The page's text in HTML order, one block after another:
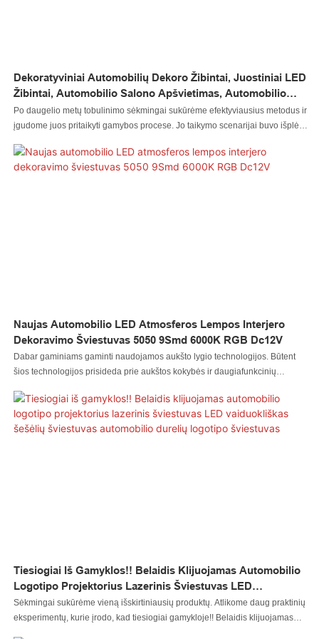
Dekoratyviniai Automobilių Dekoro Žibintai, Juostiniai LED
Žibintai, Automobilio Salono Apšvietimas, Automobilio
Atmosferos Žibintai
Po daugelio metų tobulinimo sėkmingai sukūrėme efektyviausius metodus ir
įgudome juos pritaikyti gamybos procese. Jo taikymo scenarijai buvo išplėsti
Naujas Automobilio LED Atmosferos Lempos Interjero
Dekoravimo Šviestuvas 5050 9Smd 6000K RGB Dc12V
Dabar gaminiams gaminti naudojamos aukšto lygio technologijos. Būtent
šios technologijos prisideda prie aukštos kokybės ir daugiafunkcinių
dažnai matomas ir plačiai naudojamas naujas automobilio LED atmosferos
lempos interjero dekoravimo apšvietimas 5050 9Smd 6000K Rgb Dc12V.
Tiesiogiai Iš Gamyklos!! Belaidis Klijuojamas Automobilio
Logotipo Projektorius Lazerinis Šviestuvas LED
Vaiduokliškas Šešėlių Šviestuvas Automobilio Durelių
Logotipo Šviestuvas
Sėkmingai sukūrėme vieną išskirtiniausių produktų. Atlikome daug praktinių
eksperimentų, kurie įrodo, kad tiesiogiai gamykloje!! Belaidis klijuojamas